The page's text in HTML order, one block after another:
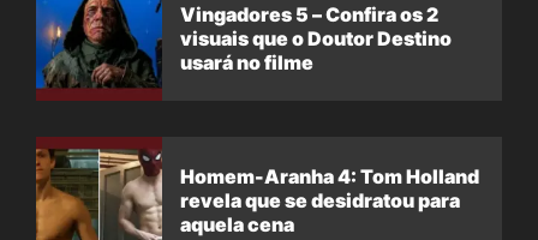
Vingadores 5 – Confira os 2
visuais que o Doutor Destino
usará no filme
Homem-Aranha 4: Tom Holland
revela que se desidratou para
aquela cena